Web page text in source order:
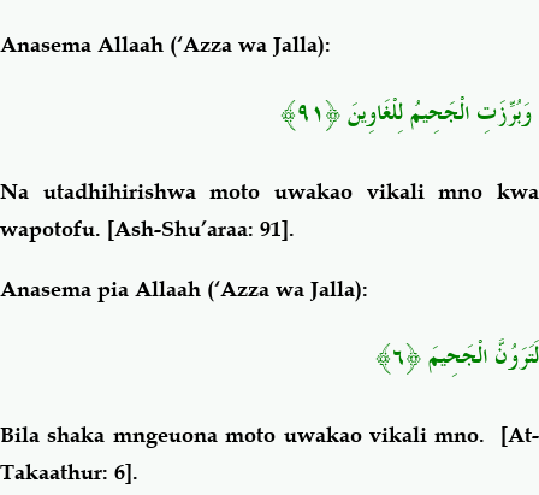
Anasema Allaah (‘Azza wa Jalla):
وَبُرِّزَتِ الْجَحِيمُ لِلْغَاوِينَ ﴿٩١﴾
Na utadhihirishwa moto uwakao vikali mno kwa
wapotofu. [Ash-Shu’araa: 91].
Anasema pia Allaah (‘Azza wa Jalla):
لَتَرَوُنَّ الْجَحِيمَ ﴿٦﴾
Bila shaka mngeuona moto uwakao vikali mno. [At-
Takaathur: 6].